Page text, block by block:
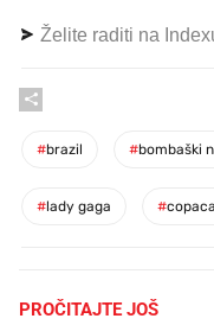
Želite raditi na
#brazil #bombaški
#lady gaga #
PROČITAJTE JOŠ